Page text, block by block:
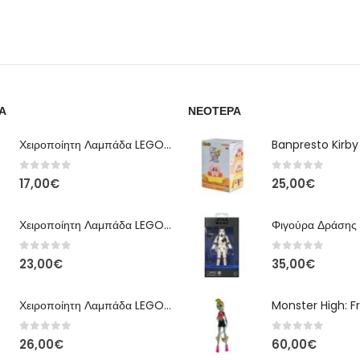
Χειροποίητη Λαμπάδα LEGO – Έκδοση Classic Brick
0out of 5
17,00€
Χειροποίητη Λαμπάδα LEGO – Kai Ninjago
0 out of 5
23,00€
Χειροποίητη Λαμπάδα LEGO – Floral Bloom Edition
0 out of 5
26,00€
ΝΕΌΤΕΡΑ
0 out of 5
25,00€
0 out of 5
35,00€
0 out of 5
60,00€